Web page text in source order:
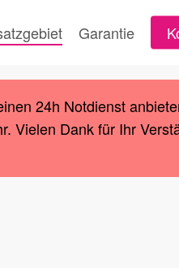
Garantie
24h Notdienst
Vielen Dank für Ihr